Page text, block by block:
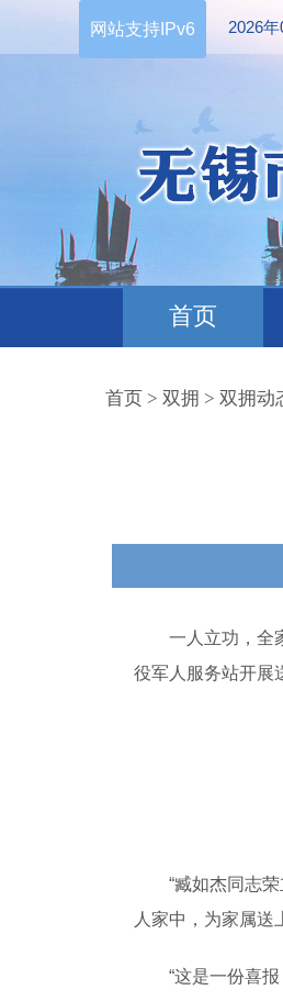
网站支持IPv6 2026
首页
首页 > 双拥 > 双拥动
一人立功，全家
役军人服务站开展
“臧如杰同志荣
人家中，为家属送
“这是一份喜报